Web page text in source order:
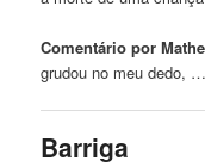
Comentário por
grudou no meu dedo, …
Barriga